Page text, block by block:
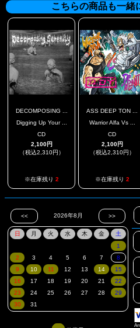
こちらの商品も一緒
DECOMPOSING ...
Digging Up Your ...
CD
2,100円
（税込2,310円）
※在庫残り 2
ASS DEEP TON ...
Warrior Alfa Vs ...
CD
2,100円
（税込2,310円）
※在庫残り 2